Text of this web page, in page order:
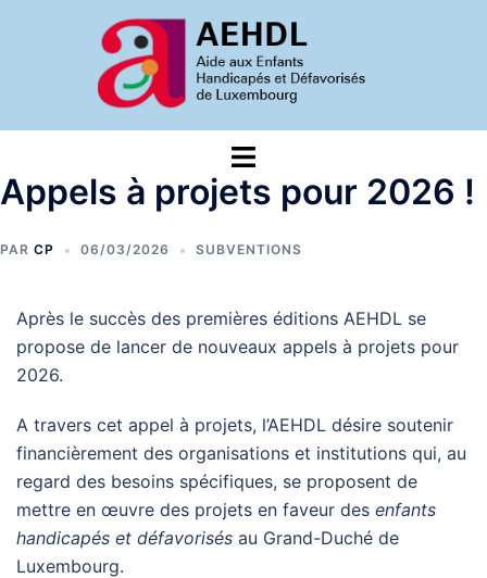
Ouvrir/fermer
le
menu
Appels à projets pour 2026 !
PAR CP 06/03/2026 SUBVENTIONS
Après le succès des premières éditions AEHDL se
propose de lancer de nouveaux appels à projets pour
2026.
A travers cet appel à projets, l’AEHDL désire soutenir
financièrement des organisations et institutions qui, au
regard des besoins spécifiques, se proposent de
mettre en œuvre des projets en faveur des enfants
handicapés et défavorisés au Grand-Duché de
Luxembourg.